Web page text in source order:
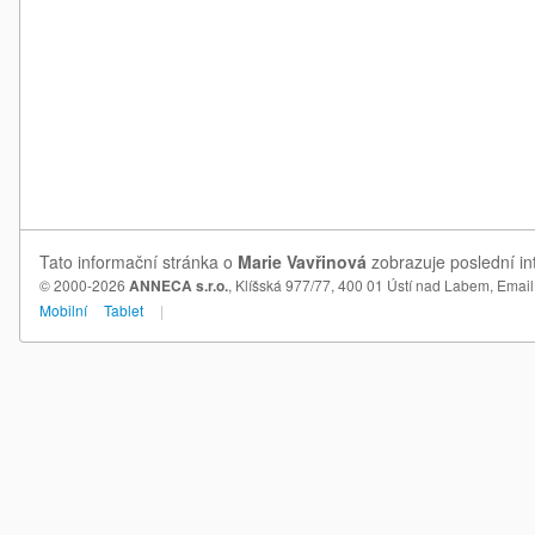
Tato informační stránka o Marie Vavřinová zobrazuje poslední
© 2000-2026 ANNECA s.r.o., Klíšská 977/77, 400 01 Ústí nad Labem,
Mobilní
Tablet |